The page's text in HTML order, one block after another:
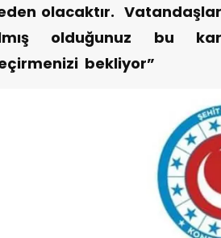
olacaktır.
olduğunuz bu
bekliyor”